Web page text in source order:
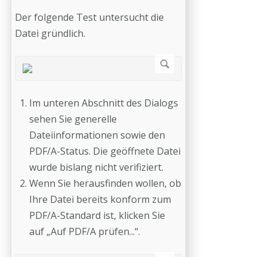
Der folgende Test untersucht die
Datei gründlich.
Im unteren Abschnitt des Dialogs
sehen Sie generelle
Dateiinformationen sowie den
PDF/A-Status. Die geöffnete Datei
wurde bislang nicht verifiziert.
Wenn Sie herausfinden wollen, ob
Ihre Datei bereits konform zum
PDF/A-Standard ist, klicken Sie
auf „Auf PDF/A prüfen...“.